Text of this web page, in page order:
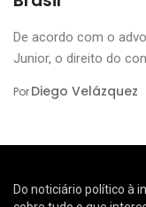
De acordo com o
Junior, o direito do
PorDiego Velázquez
Do noticiário político à